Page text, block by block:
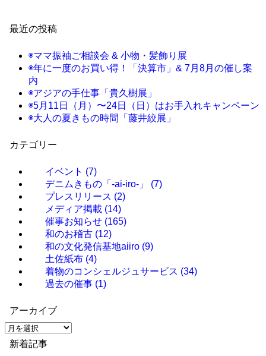
最近の投稿
◉ママ振袖ご相談会 & 小物・髪飾り展
◉年に一度のお買い得！「決算市」& 7月8月の催し案
内
◉アジアの手仕事「貴久樹展」
◉5月11日（月）〜24日（日）はお手入れキャンペーン
◉大人の夏きもの時間「藤井絞展」
カテゴリー
イベント (7)
デニムきもの「-ai-iro-」 (7)
プレスリリース (2)
メディア掲載 (14)
催事お知らせ (165)
和のお稽古 (12)
和の文化発信基地aiiro (9)
土佐紙布 (4)
着物のコンシェルジュサービス (34)
過去の催事 (1)
アーカイブ
ア
ー
新着記事